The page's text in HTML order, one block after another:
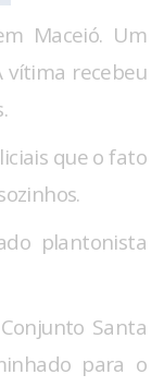
Maceió. Um
vítima recebeu
que o fato
plantonista
Santa
para o